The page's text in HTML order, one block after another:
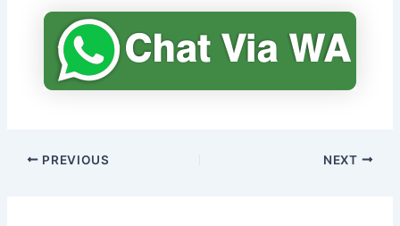
PREVIOUS NEXT